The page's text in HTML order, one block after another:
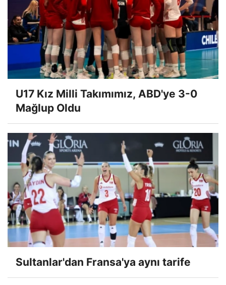
U17 Kız Milli Takımımız, ABD'ye 3-0
Mağlup Oldu
Sultanlar'dan Fransa'ya aynı tarife